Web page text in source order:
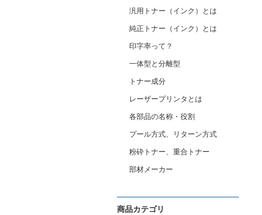
汎用トナー（インク）とは
純正トナー（インク）とは
印字率って？
一体型と分離型
トナー成分
レーザープリンタとは
各部品の名称・役割
プール方式、リターン方式
粉砕トナー、重合トナー
部材メーカー
商品カテゴリ